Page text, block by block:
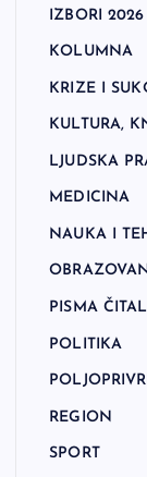
IZBORI 2026
KOLUMNA
KRIZE I
KULTURA,
LJUDSKA
MEDICINA
NAUKA I
PISMA
POLITIKA
REGION
SPORT